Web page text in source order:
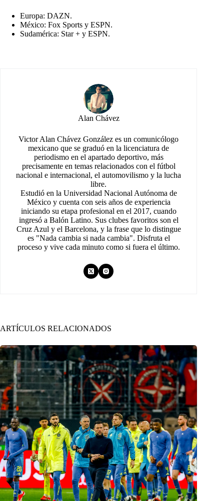
Europa: DAZN.
México: Fox Sports y ESPN.
Sudamérica: Star + y ESPN.
Alan Chávez
Victor Alan Chávez González es un comunicólogo
mexicano que se graduó en la licenciatura de
periodismo en el apartado deportivo, más
precisamente en temas relacionados con el fútbol
nacional e internacional, el automovilismo y la lucha
libre.
Estudió en la Universidad Nacional Autónoma de
México y cuenta con seis años de experiencia
iniciando su etapa profesional en el 2017, cuando
ingresó a Balón Latino. Sus clubes favoritos son el
Cruz Azul y el Barcelona, y la frase que lo distingue
es "Nada cambia si nada cambia". Disfruta el
proceso y vive cada minuto como si fuera el último.
ARTÍCULOS RELACIONADOS